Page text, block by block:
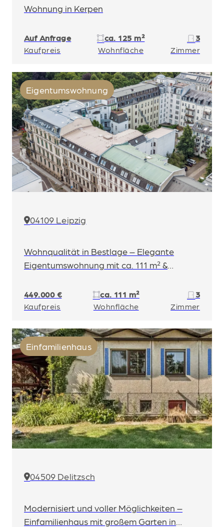
Wohnung in Kerpen
Auf Anfrage
Kaufpreis
ca. 125 m²
Wohnfläche
3
Zimmer
Eigentumswohnung
04109 Leipzig
Wohnqualität in Bestlage – Elegante
Eigentumswohnung mit ca. 111 m² &
449.000 €
Kaufpreis
ca. 111 m²
Wohnfläche
3
Zimmer
Einfamilienhaus
04509 Delitzsch
Modernisiert und voller Möglichkeiten –
Einfamilienhaus mit großem Garten in